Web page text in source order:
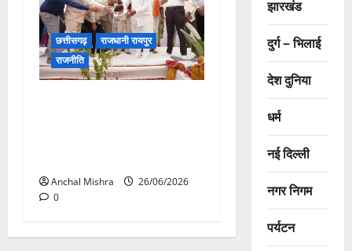
छत्तीसगढ़
राजधानी रायपुर
राजनीति
Anchal Mishra
26/06/2026
0
झारखंड
दुर्ग – भिलाई
देश दुनिया
धर्म
नई दिल्ली
नगर निगम
पर्यटन